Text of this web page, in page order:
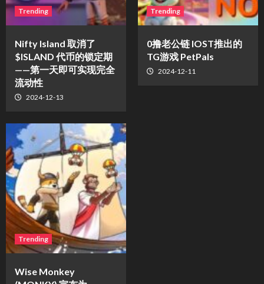
Trending
Nifty Island 取消了
$ISLAND 代币的锁定期
——第一天即可实现完全
流动性
2024-12-13
Trending
0撸老公链 IOST推出的
TG游戏 PetPals
2024-12-11
Trending
Wise Monkey